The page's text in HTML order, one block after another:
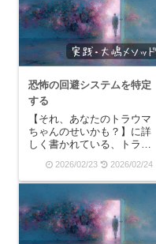
恐怖の回避システムを特定
する
【それ、あなたのトラウマ
ちゃんのせいかも？】に詳
しく書かれている、トラウ
怖の回避システム。人の気
持ちが気になったり、将来
のお金の不安が強烈に出て
きたり、誰かを思い出して
イライラしている時、もし
かしたら"根底にある恐怖...
2026/02/23 2026/02/24